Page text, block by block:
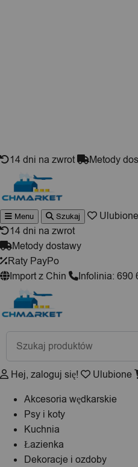
14 dni na zwrot Metody
Wyszukiwarka
produktów
Menu Szukaj Ulubione
14 dni na zwrot
Metody dostawy
Raty PayPo
Import z Chin
Infolinia: 690
Wyszukiwarka
produktów
Hej, zaloguj się! Ulubione
Akcesoria wędkarskie
Psy i koty
Kuchnia
Łazienka
Dekoracje i ozdoby